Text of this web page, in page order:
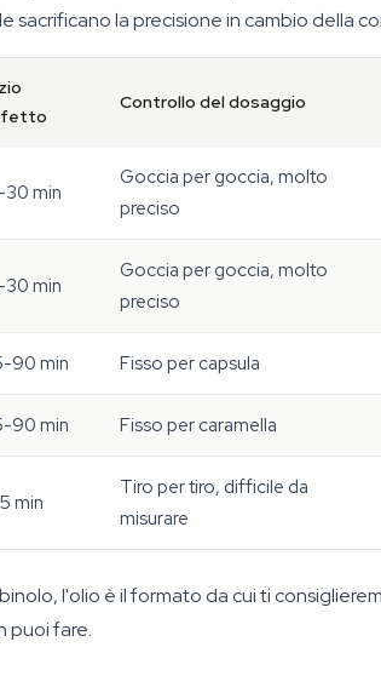
sacrificano la precisione in cambio della
Controllo del dosaggio
30 min
Goccia per goccia, molto
preciso
30 min
Goccia per goccia, molto
preciso
90 min Fisso per capsula
90 min Fisso per caramella
min
Tiro per tiro, difficile da
misurare
l'olio è il formato da cui ti
puoi fare.